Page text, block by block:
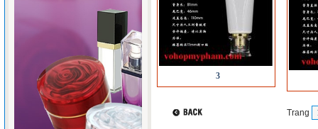
3
Trang